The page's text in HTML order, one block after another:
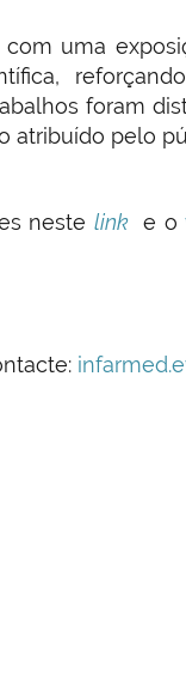
uma
foram
atribuído pelo
neste linke o